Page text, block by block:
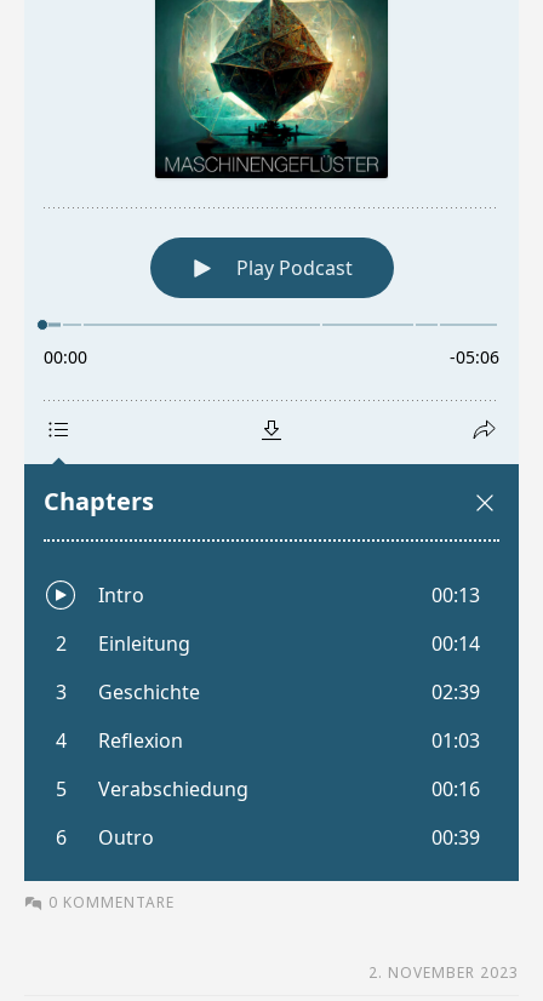
0 KOMMENTARE
2. NOVEMBER 2023